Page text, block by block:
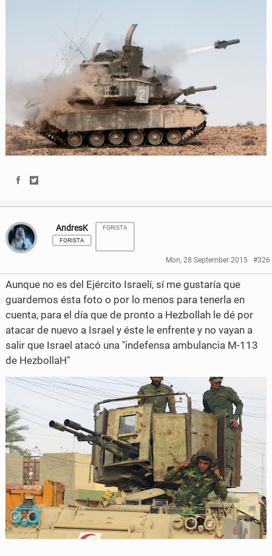
a
r
e
o
n
a
c
b
o
k
a
r
e
o
n
w
i
t
r
AndresK
FORISTA
FORISTA
Mon, 28 September 2015 #326
Aunque no es del Ejército Israelí, sí me gustaría que
guardemos ésta foto o por lo menos para tenerla en
cuenta, para el día que de pronto a Hezbollah le dé por
atacar de nuevo a Israel y éste le enfrente y no vayan a
salir que Israel atacó una "indefensa ambulancia M-113
de HezbollaH"